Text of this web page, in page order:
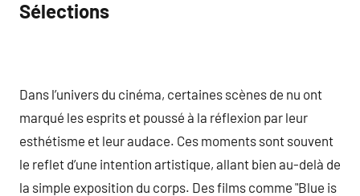
Sélections
Dans l’univers du cinéma, certaines scènes de nu ont
marqué les esprits et poussé à la réflexion par leur
esthétisme et leur audace. Ces moments sont souvent
le reflet d’une intention artistique, allant bien au-delà de
la simple exposition du corps. Des films comme "Blue is